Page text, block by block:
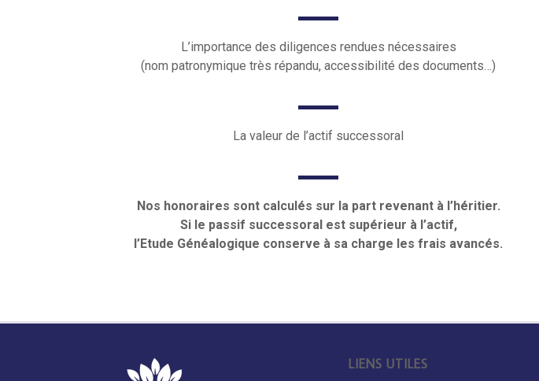
L’importance des diligences rendues nécessaires
(nom patronymique très répandu, accessibilité des documents…)
La valeur de l’actif successoral
Nos honoraires sont calculés sur la part revenant à l’héritier.
Si le passif successoral est supérieur à l’actif,
l’Etude Généalogique conserve à sa charge les frais avancés.
LIENS UTILES